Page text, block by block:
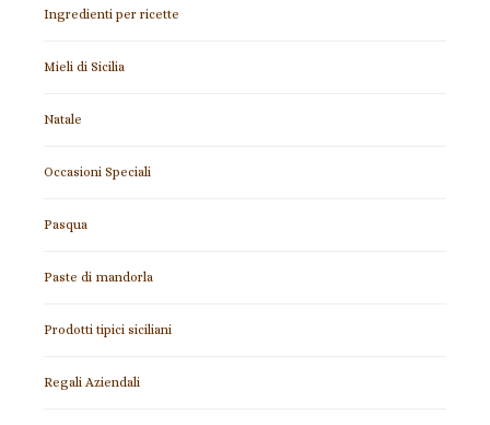
Ingredienti per ricette
Mieli di Sicilia
Natale
Occasioni Speciali
Pasqua
Paste di mandorla
Prodotti tipici siciliani
Regali Aziendali